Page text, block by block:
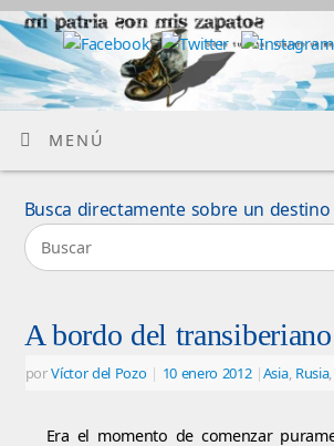
MENÚ
Busca directamente sobre un destino
A bordo del transiberiano
porVíctor del Pozo | 10 enero 2012 |Asia, Rusia,
Era el momento de comenzar